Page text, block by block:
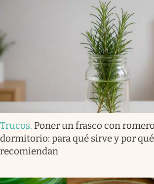
Trucos. Poner un frasco con
dormitorio: para qué sirve y por
recomiendan